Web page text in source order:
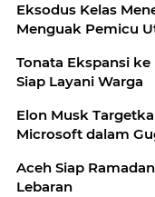
Eksodus Kelas
Menguak Pemicu
Tonata Ekspansi
Siap Layani Warga
Elon Musk
Microsoft dalam
Aceh Siap
Lebaran